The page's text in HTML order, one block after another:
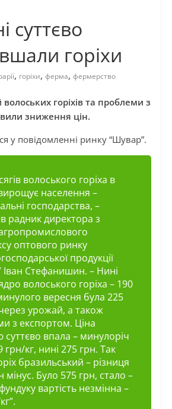
суттєво
горіхи
, горіхи, ферма, фермерство
горіхів та проблеми з
зниження цін.
у повідомленні ринку “Шувар”.
волоського горіха в
населення –
господарства, –
радник директора з
оптового ринку
продукції
Іван Стефанишин. – Нині
волоського горіха – 190
вересня була 225
урожай, а також
з експортом. Ціна
суттєво впала – минулоріч
грн/кг, нині 275 грн. Так
бразильський – різниця
мінус. Було 575 грн, стало –
вартість незмінна –